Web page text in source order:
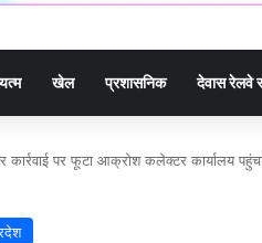
खेल प्रशासनिक देवास रेलवे
पर फूटा आक्रोश कलेक्टर कार्यालय पहुंचा